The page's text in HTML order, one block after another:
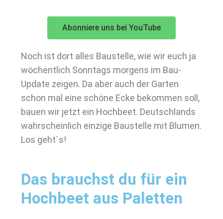
Abonniere uns bei YouTube
Noch ist dort alles Baustelle, wie wir euch ja
wöchentlich Sonntags morgens im Bau-
Update zeigen. Da aber auch der Garten
schon mal eine schöne Ecke bekommen soll,
bauen wir jetzt ein Hochbeet. Deutschlands
wahrscheinlich einzige Baustelle mit Blumen.
Los geht´s!
Das brauchst du für ein
Hochbeet aus Paletten